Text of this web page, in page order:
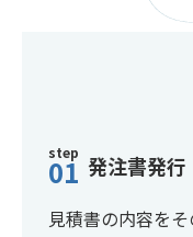
step
01 発注書発行
見積書の内容を